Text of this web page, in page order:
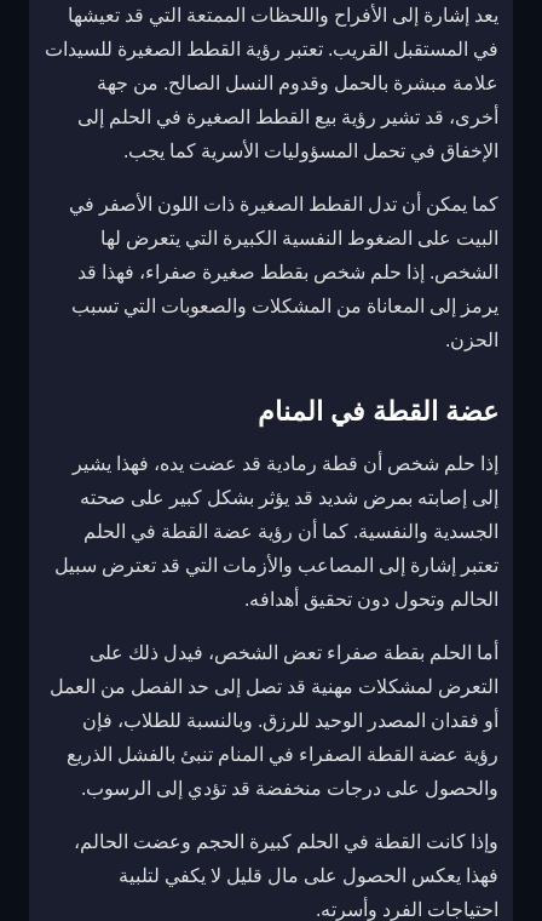
يعد إشارة إلى الأفراح واللحظات الممتعة التي قد تعيشها
في المستقبل القريب. تعتبر رؤية القطط الصغيرة للسيدات
علامة مبشرة بالحمل وقدوم النسل الصالح. من جهة
أخرى، قد تشير رؤية بيع القطط الصغيرة في الحلم إلى
الإخفاق في تحمل المسؤوليات الأسرية كما يجب.
كما يمكن أن تدل القطط الصغيرة ذات اللون الأصفر في
البيت على الضغوط النفسية الكبيرة التي يتعرض لها
الشخص. إذا حلم شخص بقطط صغيرة صفراء، فهذا قد
يرمز إلى المعاناة من المشكلات والصعوبات التي تسبب
الحزن.
عضة القطة في المنام
إذا حلم شخص أن قطة رمادية قد عضت يده، فهذا يشير
إلى إصابته بمرض شديد قد يؤثر بشكل كبير على صحته
الجسدية والنفسية. كما أن رؤية عضة القطة في الحلم
تعتبر إشارة إلى المصاعب والأزمات التي قد تعترض سبيل
الحالم وتحول دون تحقيق أهدافه.
أما الحلم بقطة صفراء تعض الشخص، فيدل ذلك على
التعرض لمشكلات مهنية قد تصل إلى حد الفصل من العمل
أو فقدان المصدر الوحيد للرزق. وبالنسبة للطلاب، فإن
رؤية عضة القطة الصفراء في المنام تنبئ بالفشل الذريع
والحصول على درجات منخفضة قد تؤدي إلى الرسوب.
وإذا كانت القطة في الحلم كبيرة الحجم وعضت الحالم،
فهذا يعكس الحصول على مال قليل لا يكفي لتلبية
احتياجات الفرد وأسرته.